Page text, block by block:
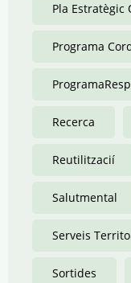
Pla Estratègic
Programa
Recerca
Reutilitzacií
Salutmental
Serveis
Sortides